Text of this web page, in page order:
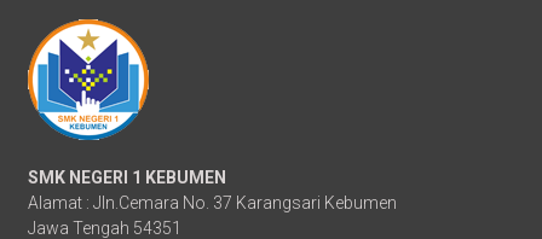
SMK NEGERI 1 KEBUMEN
Alamat : Jln.Cemara No. 37 Karangsari Kebumen
Jawa Tengah 54351